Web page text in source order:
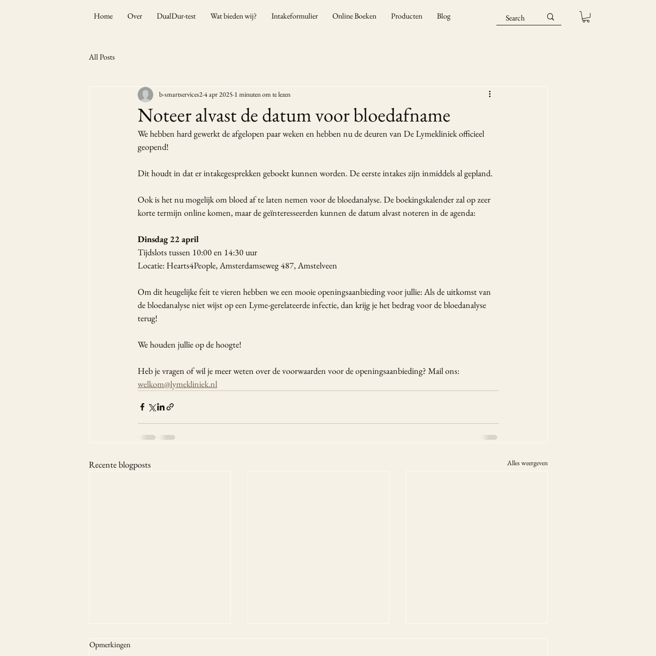
Home Over DualDur-test Wat bieden wij? Intakeformulier Online Boeken Producten Blog
All Posts
Noteer alvast de datum voor bloedafname
b-smartservices24 apr 2025 1 minuten om te lezen
We hebben hard gewerkt de afgelopen paar weken en hebben nu de deuren van De Lymekliniek officieel
geopend!
Dit houdt in dat er intakegesprekken geboekt kunnen worden. De eerste intakes zijn inmiddels al gepland.
Ook is het nu mogelijk om bloed af te laten nemen voor de bloedanalyse. De boekingskalender zal op zeer
korte termijn online komen, maar de geïnteresseerden kunnen de datum alvast noteren in de agenda:
Dinsdag 22 april
Tijdslots tussen 10:00 en 14:30 uur
Locatie: Hearts4People, Amsterdamseweg 487, Amstelveen
Om dit heugelijke feit te vieren hebben we een mooie openingsaanbieding voor jullie: Als de uitkomst van
de bloedanalyse niet wijst op een Lyme-gerelateerde infectie, dan krijg je het bedrag voor de bloedanalyse
terug!
We houden jullie op de hoogte!
Heb je vragen of wil je meer weten over de voorwaarden voor de openingsaanbieding? Mail ons:
welkom@lymekliniek.nl
Recente blogposts Alles weergeven
Opmerkingen